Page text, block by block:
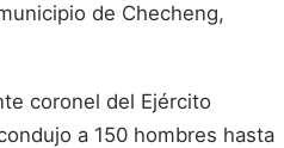
de Checheng,
coronel del Ejército
a 150 hombres hasta